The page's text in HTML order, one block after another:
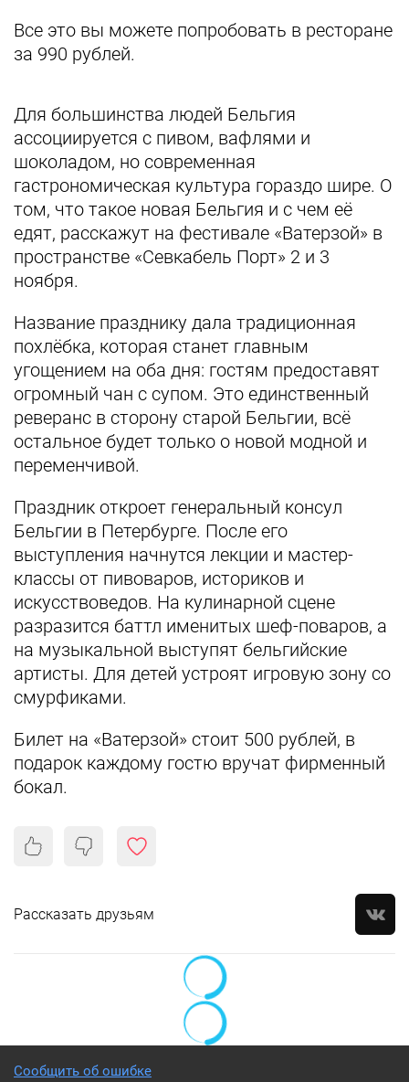
Все это вы можете попробовать в ресторане
за 990 рублей.
Для большинства людей Бельгия
ассоциируется с пивом, вафлями и
шоколадом, но современная
гастрономическая культура гораздо шире. О
том, что такое новая Бельгия и с чем её
едят, расскажут на фестивале «Ватерзой» в
пространстве «Севкабель Порт» 2 и 3
ноября.
Название празднику дала традиционная
похлёбка, которая станет главным
угощением на оба дня: гостям предоставят
огромный чан с супом. Это единственный
реверанс в сторону старой Бельгии, всё
остальное будет только о новой модной и
переменчивой.
Праздник откроет генеральный консул
Бельгии в Петербурге. После его
выступления начнутся лекции и мастер-
классы от пивоваров, историков и
искусствоведов. На кулинарной сцене
разразится баттл именитых шеф-поваров, а
на музыкальной выступят бельгийские
артисты. Для детей устроят игровую зону со
смурфиками.
Билет на «Ватерзой» стоит 500 рублей, в
подарок каждому гостю вручат фирменный
бокал.
Рассказать друзьям
Сообщить об ошибке